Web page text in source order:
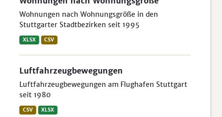
Wohnungen nach Wohnungsgröße in den
Stuttgarter Stadtbezirken seit 1995
XLSX CSV
Luftfahrzeugbewegungen
Luftfahrzeugbewegungen am Flughafen Stuttgart
seit 1980
CSV XLSX